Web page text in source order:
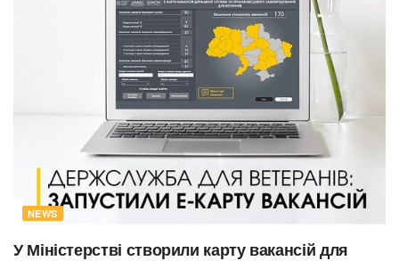
NEWS
У Міністерстві створили карту вакансій для